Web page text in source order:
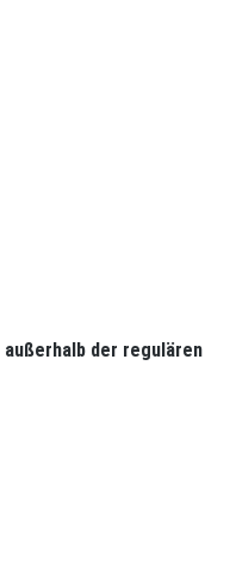
außerhalb der regulären